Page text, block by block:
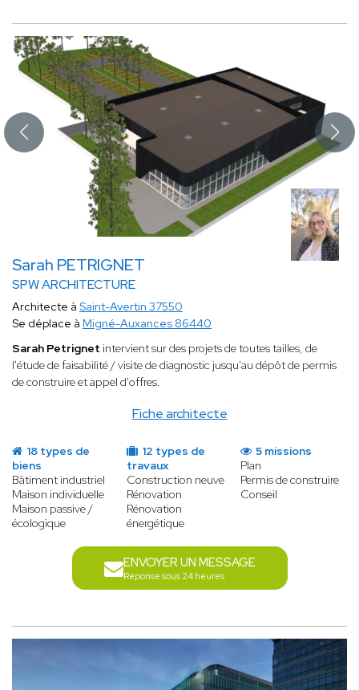
Sarah PETRIGNET
SPW ARCHITECTURE
Fiche architecte
Architecte à Saint-Avertin 37550
Se déplace à Migné-Auxances 86440
Sarah Petrignet intervient sur des projets de toutes tailles, de
l'étude de faisabilité / visite de diagnostic jusqu'au dépôt de permis
de construire et appel d'offres.
18 types de
biens
Bâtiment industriel
Maison individuelle
Maison passive /
écologique
12 types de
travaux
Construction neuve
Rénovation
Rénovation
énergétique
5 missions
Plan
Permis de construire
Conseil
ENVOYER UN MESSAGE
Réponse sous 24 heures